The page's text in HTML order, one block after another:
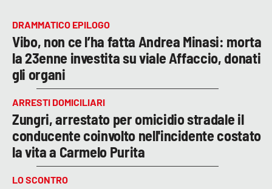
DRAMMATICO EPILOGO
Vibo, non ce l’ha fatta Andrea Minasi: morta
la 23enne investita su viale Affaccio, donati
gli organi
ARRESTI DOMICILIARI
Zungri, arrestato per omicidio stradale il
conducente coinvolto nell'incidente costato
la vita a Carmelo Purita
LO SCONTRO